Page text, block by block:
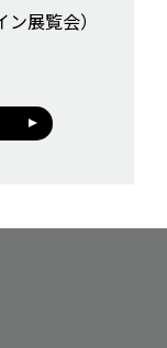
展覧会）